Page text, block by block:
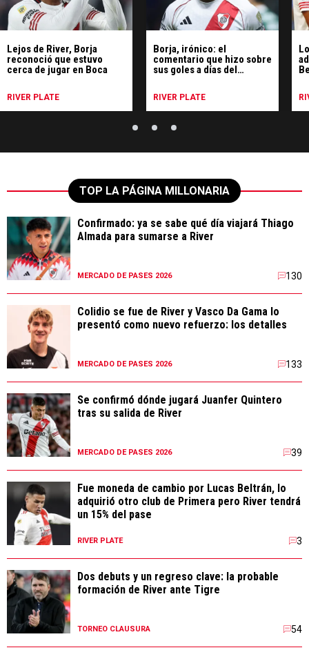
Lejos de River, Borja
reconoció que estuvo
cerca de jugar en Boca
RIVER PLATE
Borja, irónico: el
comentario que hizo sobre
sus goles a días del
RIVER PLATE
TOP LA PÁGINA MILLONARIA
Confirmado: ya se sabe qué día viajará Thiago
Almada para sumarse a River
MERCADO DE PASES 2026 130
Colidio se fue de River y Vasco Da Gama lo
presentó como nuevo refuerzo: los detalles
MERCADO DE PASES 2026 133
Se confirmó dónde jugará Juanfer Quintero
tras su salida de River
MERCADO DE PASES 2026 39
Fue moneda de cambio por Lucas Beltrán, lo
adquirió otro club de Primera pero River tendrá
un 15% del pase
RIVER PLATE 3
Dos debuts y un regreso clave: la probable
formación de River ante Tigre
TORNEO CLAUSURA 54